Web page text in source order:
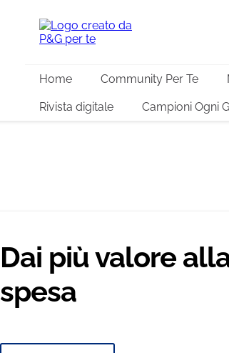
Home Community Per Te
Rivista digitale Campioni Ogni
Dai più valore
spesa